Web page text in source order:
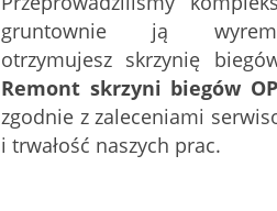
gruntownie ją
otrzymujesz skrzynię
Remont skrzyni biegów
zgodnie z zaleceniami
i trwałość naszych prac.